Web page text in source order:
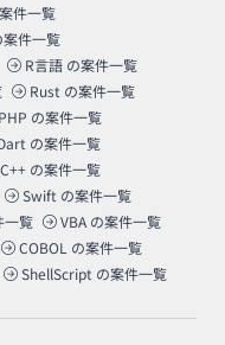
件一覧
案件一覧
R言語 の案件一覧
Rust の案件一覧
PHP の案件一覧
の案件一覧
C++ の案件一覧
Swift の案件一覧
一覧 VBA の案件一覧
COBOL の案件一覧
ShellScript の案件一覧